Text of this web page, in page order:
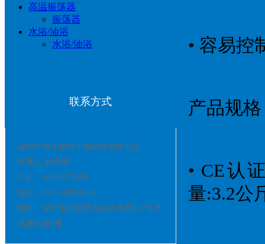
高温振荡器
振荡器
水浴/油浴
水浴/油浴
联系方式
深圳市博大精科生物科技有限公司
联系人:刘经理
手机：18922873228
电话：0755-82383658
地址：深圳市盐田区东海大道西447号奥
克微大楼5楼
• 容易控
产品规格
• CE认
量:3.2公